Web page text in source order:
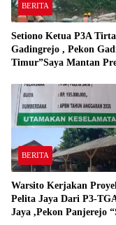
BERITA
Setiono Ketua P3A Tirta
Gadingrejo , Pekon
Timur”Saya Mantan
Gadingrejo Tahun 2000″
BERITA
Warsito Kerjakan
Pelita Jaya Dari P3-
Jaya ,Pekon Panjerejo